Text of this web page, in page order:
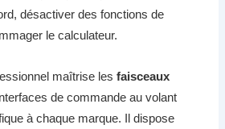
désactiver des fonctions de
le calculateur.
maîtrise lesfaisceaux
de commande au volant
à chaque marque. Il dispose